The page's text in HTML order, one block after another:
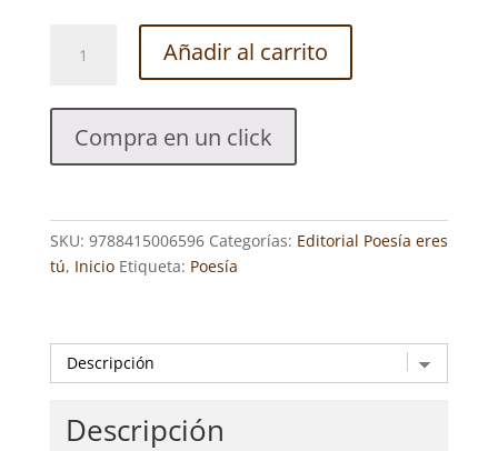
-
Nieves
Díaz
cantidad
Añadir al carrito
Compra en un click
SKU: 9788415006596 Categorías: Editorial Poesía eres
tú, Inicio Etiqueta: Poesía
Descripción